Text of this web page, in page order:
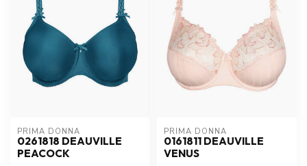
PRIMA DONNA
0261818 DEAUVILLE
PEACOCK
PRIMA DONNA
0161811 DEAUVILLE
VENUS